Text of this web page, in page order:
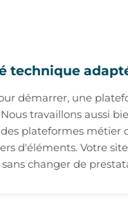
technique
démarrer, une
travaillons aussi
plateformes métier
d'éléments. Votre
changer de